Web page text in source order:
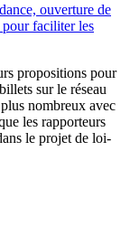
ouverture de
pour faciliter les
propositions pour
sur le réseau
nombreux avec
les rapporteurs
le projet de loi-